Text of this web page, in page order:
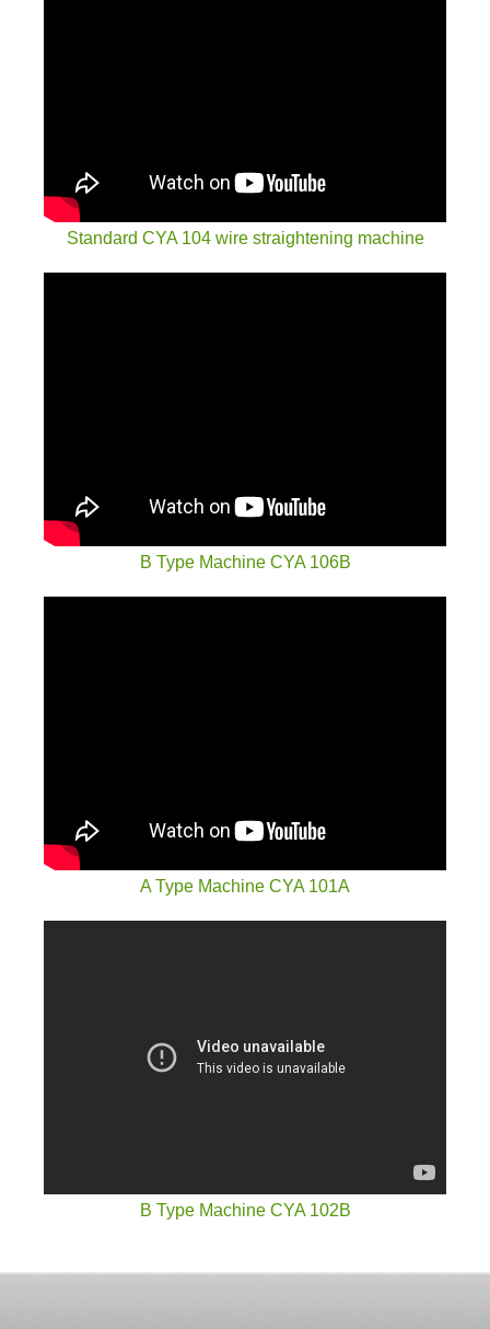
Standard CYA 104 wire straightening machine
B Type Machine CYA 106B
A Type Machine CYA 101A
B Type Machine CYA 102B